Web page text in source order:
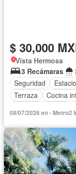
$ 30,000
Vista Hermosa
3 Recámaras
Seguridad
Terraza
Cocina
Televisión por cable
Recámara con closet
Permite mascotas
Sin amueblar
08/07/2026 en - Metro2